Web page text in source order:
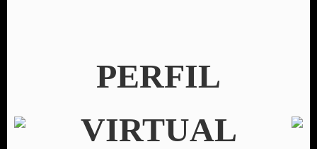
PERFIL
VIRTUAL